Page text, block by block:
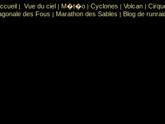
Sport Sports extr�mes
| Vue du ciel | M�t�o | Cyclones | Volcan |
des Fous | Marathon des Sables | Blog de